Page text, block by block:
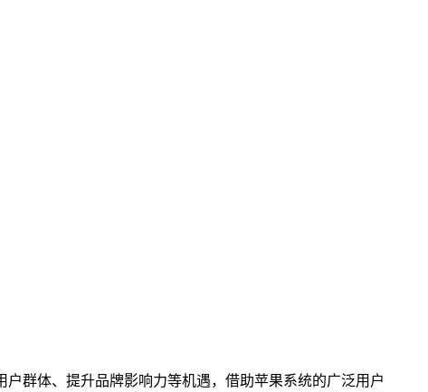
群体、提升品牌影响力等机遇，借助苹果系统的广泛用户